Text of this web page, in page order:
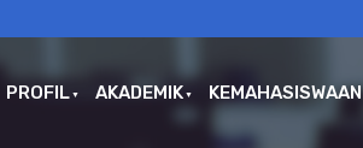
PROFIL AKADEMIK KEMAHASISWAAN